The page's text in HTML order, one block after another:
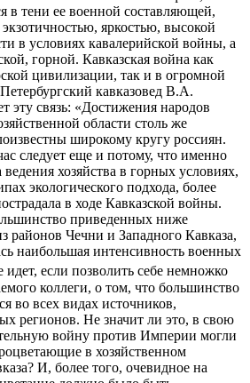
в тени ее военной составляющей,
экзотичностью, яркостью, высокой
в условиях кавалерийской войны, а
горной. Кавказская война как
цивилизации, так и в огромной
кавказовед В.А.
эту связь: «Достижения народов
области столь же
широкому кругу россиян.
следует еще и потому, что именно
хозяйства в горных условиях,
экологического подхода, более
в ходе Кавказской войны.
приведенных ниже
районов Чечни и Западного Кавказа,
наибольшая интенсивность военных
идет, если позволить себе немножко
коллеги, о том, что большинство
во всех видах источников,
регионов. Не значит ли это, в свою
войну против Империи могли
в хозяйственном
И, более того, очевидное на